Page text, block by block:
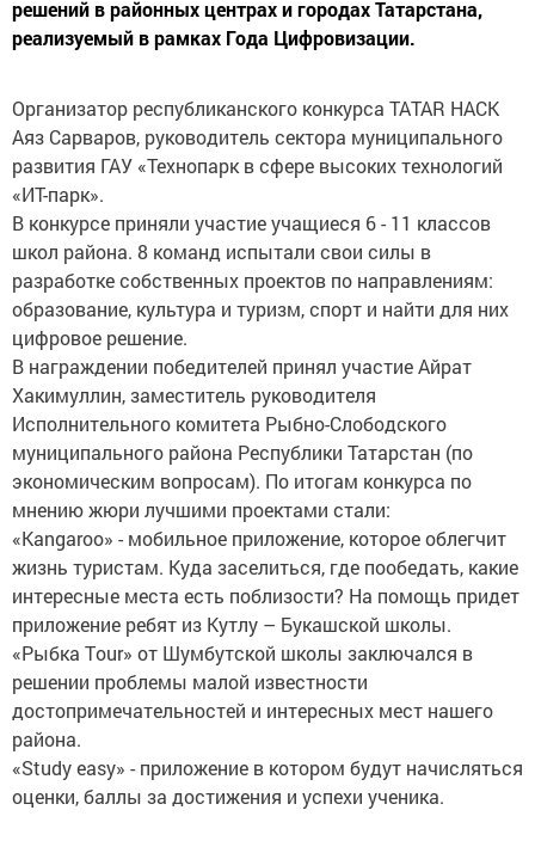
решений в районных центрах и городах Татарстана,
реализуемый в рамках Года Цифровизации.
Организатор республиканского конкурса TATAR HACK
Аяз Сарваров, руководитель сектора муниципального
развития ГАУ «Технопарк в сфере высоких технологий
«ИТ-парк».
В конкурсе приняли участие учащиеся 6 - 11 классов
школ района. 8 команд испытали свои силы в
разработке собственных проектов по направлениям:
образование, культура и туризм, спорт и найти для них
цифровое решение.
В награждении победителей принял участие Айрат
Хакимуллин, заместитель руководителя
Исполнительного комитета Рыбно-Слободского
муниципального района Республики Татарстан (по
экономическим вопросам). По итогам конкурса по
мнению жюри лучшими проектами стали:
«Kangaroo» - мобильное приложение, которое облегчит
жизнь туристам. Куда заселиться, где пообедать, какие
интересные места есть поблизости? На помощь придет
приложение ребят из Кутлу – Букашской школы.
«Рыбка Тour» от Шумбутской школы заключался в
решении проблемы малой известности
достопримечательностей и интересных мест нашего
района.
«Study easy» - приложение в котором будут начисляться
оценки, баллы за достижения и успехи ученика.